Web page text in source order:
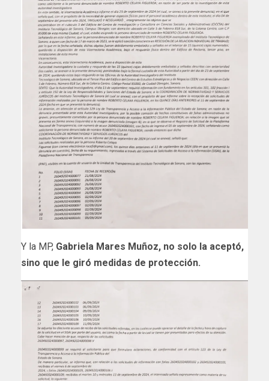
Y la MP, Gabriela Mares Muñoz, no solo la aceptó,
sino que le giró medidas de protección.